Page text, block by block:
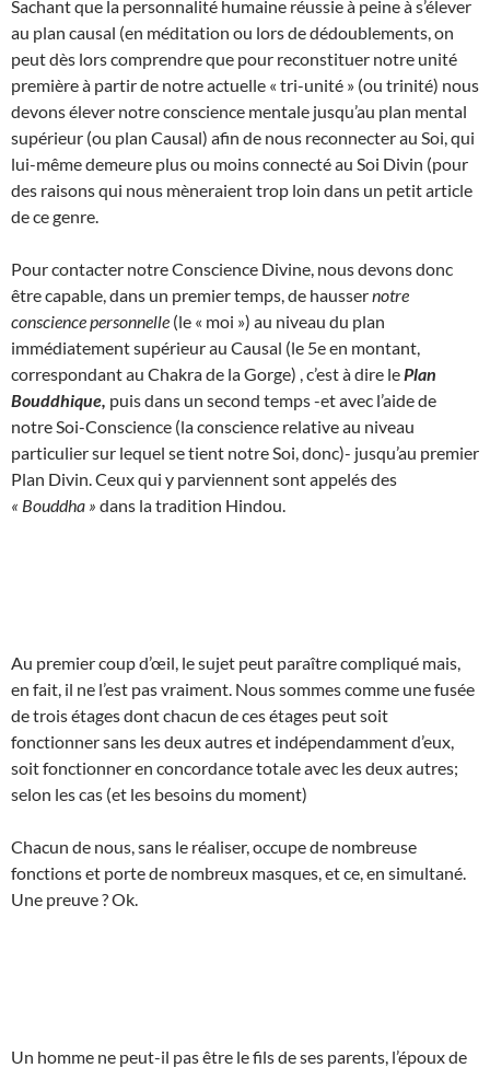
Sachant que la personnalité humaine réussie à peine à s’élever
au plan causal (en méditation ou lors de dédoublements, on
peut dès lors comprendre que pour reconstituer notre unité
première à partir de notre actuelle « tri-unité » (ou trinité) nous
devons élever notre conscience mentale jusqu’au plan mental
supérieur (ou plan Causal) afin de nous reconnecter au Soi, qui
lui-même demeure plus ou moins connecté au Soi Divin (pour
des raisons qui nous mèneraient trop loin dans un petit article
de ce genre.
Pour contacter notre Conscience Divine, nous devons donc
être capable, dans un premier temps, de haussernotre
conscience personnelle (le « moi ») au niveau du plan
immédiatement supérieur au Causal (le 5e en montant,
correspondant au Chakra de la Gorge) , c’est à dire le Plan
Bouddhique, puis dans un second temps -et avec l’aide de
notre Soi-Conscience (la conscience relative au niveau
particulier sur lequel se tient notre Soi, donc)- jusqu’au premier
Plan Divin. Ceux qui y parviennent sont appelés des
« Bouddha » dans la tradition Hindou.
Au premier coup d’œil, le sujet peut paraître compliqué mais,
en fait, il ne l’est pas vraiment. Nous sommes comme une fusée
de trois étages dont chacun de ces étages peut soit
fonctionner sans les deux autres et indépendamment d’eux,
soit fonctionner en concordance totale avec les deux autres;
selon les cas (et les besoins du moment)
Chacun de nous, sans le réaliser, occupe de nombreuse
fonctions et porte de nombreux masques, et ce, en simultané.
Une preuve ? Ok.
Un homme ne peut-il pas être le fils de ses parents, l’époux de